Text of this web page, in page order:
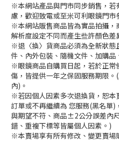
※本網站產品與門市同步銷售，若
慮，歡迎致電或至米可利眼鏡門市
※本網站販售商品皆為實品拍攝，
解析度設定不同而產生些許顏色差
※退〈換〉貨商品必須為全新狀態
件、內外包裝、隨機文件、加購品
※眼鏡商品自購買日起，若於正常
傷，皆提供一年之保固服務期限
內)。
※若因個人因素多次退換貨，恕本
訂單或不再繼續為 您服務(黑名單)
與期望不符、商品±2公分誤差內
錯、重複下標等皆屬個人因素。)
※本賣場享有所有修改、變更賣場